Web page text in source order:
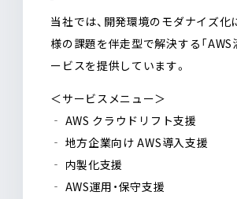
当社では、開発環境のモダナイズ化
様の課題を伴走型で解決する「AWS
ービスを提供しています。
＜サービスメニュー＞
‐ AWS クラウドリフト支援
‐ 地方企業向け AWS導入支援
‐ 内製化支援
‐ AWS運用・保守支援